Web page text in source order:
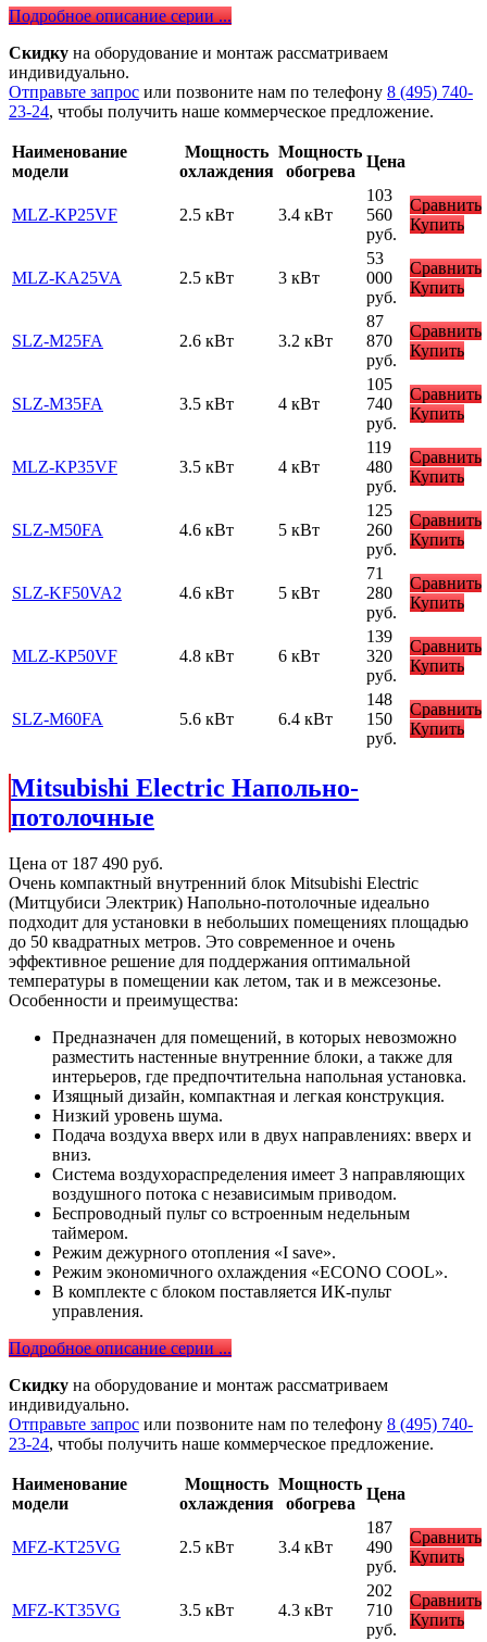
Подробное описание серии ...
Скидку на оборудование и монтаж рассматриваем
индивидуально.
Отправьте запрос или позвоните нам по телефону 8 (495) 740-
23-24, чтобы получить наше коммерческое предложение.
Наименование
модели
Мощность
охлаждения
Мощность
обогрева
Цена
MLZ-KP25VF 2.5 кВт 3.4 кВт
103
560
руб.
Сравнить
Купить
MLZ-KA25VA 2.5 кВт 3 кВт
53
000
руб.
Сравнить
Купить
SLZ-M25FA 2.6 кВт 3.2 кВт
87
870
руб.
Сравнить
Купить
SLZ-M35FA 3.5 кВт 4 кВт
105
740
руб.
Сравнить
Купить
MLZ-KP35VF 3.5 кВт 4 кВт
119
480
руб.
Сравнить
Купить
SLZ-M50FA 4.6 кВт 5 кВт
125
260
руб.
Сравнить
Купить
SLZ-KF50VA2 4.6 кВт 5 кВт
71
280
руб.
Сравнить
Купить
MLZ-KP50VF 4.8 кВт 6 кВт
139
320
руб.
Сравнить
Купить
SLZ-M60FA 5.6 кВт 6.4 кВт
148
150
руб.
Сравнить
Купить
Mitsubishi Electric Напольно-
потолочные
Цена от 187 490 руб.
Очень компактный внутренний блок Mitsubishi Electric
(Митцубиси Электрик) Напольно-потолочные идеально
подходит для установки в небольших помещениях площадью
до 50 квадратных метров. Это современное и очень
эффективное решение для поддержания оптимальной
температуры в помещении как летом, так и в межсезонье.
Особенности и преимущеcтва:
Предназначен для помещений, в которых невозможно
разместить настенные внутренние блоки, а также для
интерьеров, где предпочтительна напольная установка.
Изящный дизайн, компактная и легкая конструкция.
Низкий уровень шума.
Подача воздуха вверх или в двух направлениях: вверх и
вниз.
Система воздухораспределения имеет 3 направляющих
воздушного потока с независимым приводом.
Беспроводный пульт со встроенным недельным
таймером.
Режим дежурного отопления «I save».
Режим экономичного охлаждения «ECONO COOL».
В комплекте с блоком поставляется ИК-пульт
управления.
Подробное описание серии ...
Скидку на оборудование и монтаж рассматриваем
индивидуально.
Отправьте запрос или позвоните нам по телефону 8 (495) 740-
23-24, чтобы получить наше коммерческое предложение.
Наименование
модели
Мощность
охлаждения
Мощность
обогрева
Цена
MFZ-KT25VG 2.5 кВт 3.4 кВт
187
490
руб.
Сравнить
Купить
MFZ-KT35VG 3.5 кВт 4.3 кВт
202
710
руб.
Сравнить
Купить